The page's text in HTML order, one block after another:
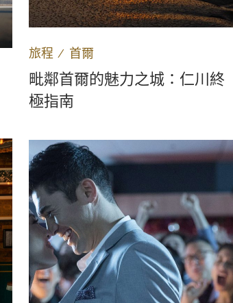
旅程 ∕ 首爾
毗鄰首爾的魅力之城：仁川終
極指南